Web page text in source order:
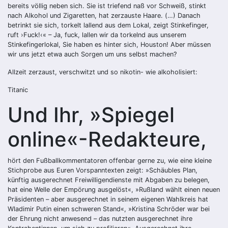
bereits völlig neben sich. Sie ist triefend naß vor Schweiß, stinkt
nach Alkohol und Zigaretten, hat zerzauste Haare. (…) Danach
betrinkt sie sich, torkelt lallend aus dem Lokal, zeigt Stinkefinger,
ruft ›Fuck!‹« – Ja, fuck, lallen wir da torkelnd aus unserem
Stinkefingerlokal, Sie haben es hinter sich, Houston! Aber müssen
wir uns jetzt etwa auch Sorgen um uns selbst machen?
Allzeit zerzaust, verschwitzt und so nikotin- wie alkoholisiert:
Titanic
Und Ihr, »Spiegel
online«-Redakteure,
hört den Fußballkommentatoren offenbar gerne zu, wie eine kleine
Stichprobe aus Euren Vorspanntexten zeigt: »Schäubles Plan,
künftig ausgerechnet Freiwilligendienste mit Abgaben zu belegen,
hat eine Welle der Empörung ausgelöst«, »Rußland wählt einen neuen
Präsidenten – aber ausgerechnet in seinem eigenen Wahlkreis hat
Wladimir Putin einen schweren Stand«, »Kristina Schröder war bei
der Ehrung nicht anwesend – das nutzten ausgerechnet ihre